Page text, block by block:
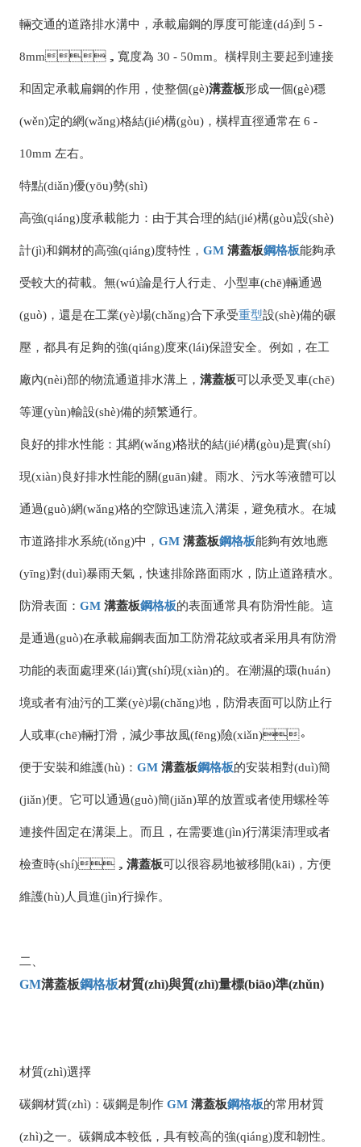
輛交通的道路排水溝中，承載扁鋼的厚度可能達(dá)到 5 -
8mm，寬度為 30 - 50mm。橫桿則主要起到連接
和固定承載扁鋼的作用，使整個(gè)溝蓋板形成一個(gè)穩
(wěn)定的網(wǎng)格結(jié)構(gòu)，橫桿直徑通常在 6 -
10mm 左右。
特點(diǎn)優(yōu)勢(shì)
高強(qiáng)度承載能力：由于其合理的結(jié)構(gòu)設(shè)
計(jì)和鋼材的高強(qiáng)度特性，GM 溝蓋板鋼格板能夠承
受較大的荷載。無(wú)論是行人行走、小型車(chē)輛通過
(guò)，還是在工業(yè)場(chǎng)合下承受重型設(shè)備的碾
壓，都具有足夠的強(qiáng)度來(lái)保證安全。例如，在工
廠內(nèi)部的物流通道排水溝上，溝蓋板可以承受叉車(chē)
等運(yùn)輸設(shè)備的頻繁通行。
良好的排水性能：其網(wǎng)格狀的結(jié)構(gòu)是實(shí)
現(xiàn)良好排水性能的關(guān)鍵。雨水、污水等液體可以
通過(guò)網(wǎng)格的空隙迅速流入溝渠，避免積水。在城
市道路排水系統(tǒng)中，GM 溝蓋板鋼格板能夠有效地應
(yīng)對(duì)暴雨天氣，快速排除路面雨水，防止道路積水。
防滑表面：GM 溝蓋板鋼格板的表面通常具有防滑性能。這
是通過(guò)在承載扁鋼表面加工防滑花紋或者采用具有防滑
功能的表面處理來(lái)實(shí)現(xiàn)的。在潮濕的環(huán)
境或者有油污的工業(yè)場(chǎng)地，防滑表面可以防止行
人或車(chē)輛打滑，減少事故風(fēng)險(xiǎn)。
便于安裝和維護(hù)：GM 溝蓋板鋼格板的安裝相對(duì)簡
(jiǎn)便。它可以通過(guò)簡(jiǎn)單的放置或者使用螺栓等
連接件固定在溝渠上。而且，在需要進(jìn)行溝渠清理或者
檢查時(shí)，溝蓋板可以很容易地被移開(kāi)，方便
維護(hù)人員進(jìn)行操作。
二、
GM溝蓋板鋼格板材質(zhì)與質(zhì)量標(biāo)準(zhǔn)
材質(zhì)選擇
碳鋼材質(zhì)：碳鋼是制作GM 溝蓋板鋼格板的常用材質
(zhì)之一。碳鋼成本較低，具有較高的強(qiáng)度和韌性。